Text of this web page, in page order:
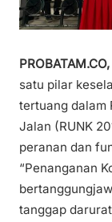
satu pilar
tertuang dalam
Jalan (RUNK
peranan dan
“Penanganan
tanggap